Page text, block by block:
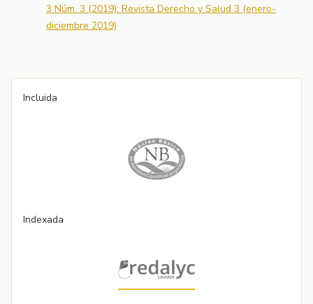
3 Núm. 3 (2019): Revista Derecho y Salud 3 (enero-
diciembre 2019)
Incluida
Indexada